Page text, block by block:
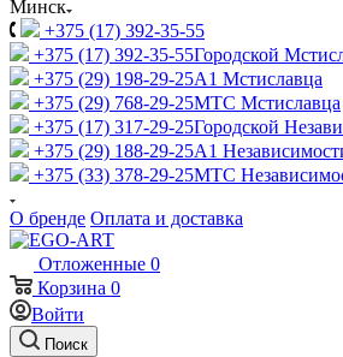
Минск
+375 (17) 392-35-55
+375 (17) 392-35-55Городской
+375 (29) 198-29-25A1 Мстиславца
+375 (29) 768-29-25МТС Мстиславца
+375 (17) 317-29-25Городской
+375 (29) 188-29-25A1
+375 (33) 378-29-25МТС
О бренде Оплата и доставка
Отложенные 0
Корзина 0
Войти
Поиск